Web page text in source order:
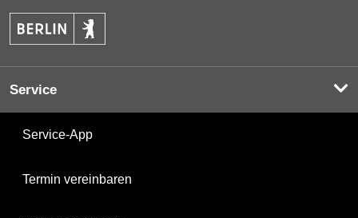
Service
Service-App
Termin vereinbaren